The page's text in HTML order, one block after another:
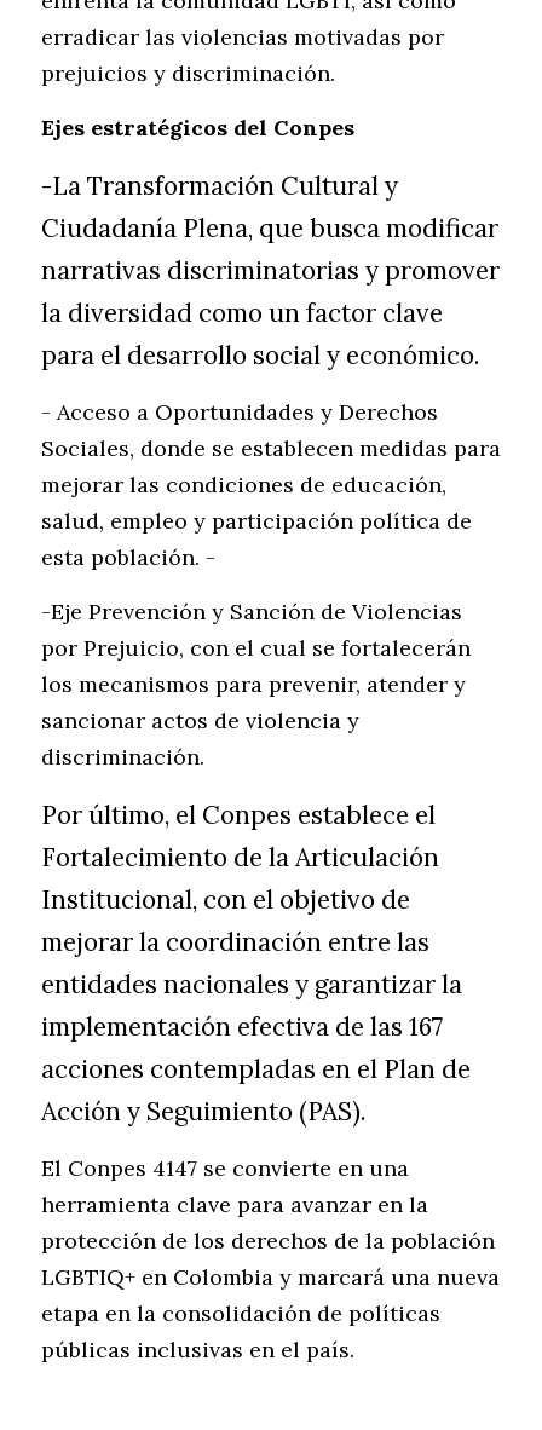
erradicar las violencias motivadas por
prejuicios y discriminación.
Ejes estratégicos del Conpes
-La Transformación Cultural y
Ciudadanía Plena, que busca modificar
narrativas discriminatorias y promover
la diversidad como un factor clave
para el desarrollo social y económico.
- Acceso a Oportunidades y Derechos
Sociales, donde se establecen medidas para
mejorar las condiciones de educación,
salud, empleo y participación política de
esta población. -
-Eje Prevención y Sanción de Violencias
por Prejuicio, con el cual se fortalecerán
los mecanismos para prevenir, atender y
sancionar actos de violencia y
discriminación.
Por último, el Conpes establece el
Fortalecimiento de la Articulación
Institucional, con el objetivo de
mejorar la coordinación entre las
entidades nacionales y garantizar la
implementación efectiva de las 167
acciones contempladas en el Plan de
Acción y Seguimiento (PAS).
El Conpes 4147 se convierte en una
herramienta clave para avanzar en la
protección de los derechos de la población
LGBTIQ+ en Colombia y marcará una nueva
etapa en la consolidación de políticas
públicas inclusivas en el país.